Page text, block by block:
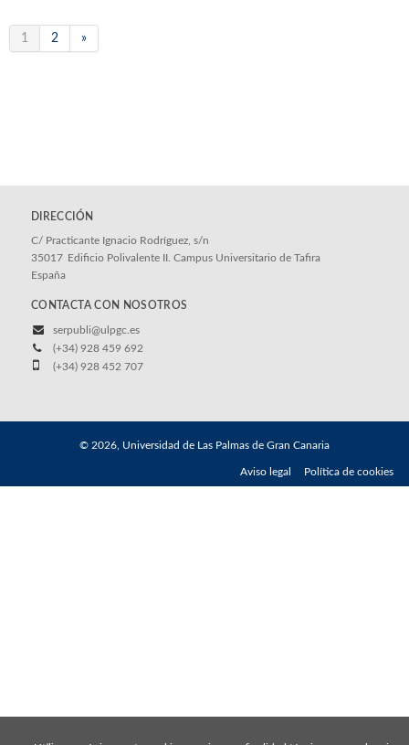
1 2 »
DIRECCIÓN
C/ Practicante Ignacio Rodríguez, s/n
35017 Edificio Polivalente II. Campus Universitario de Tafira
España
CONTACTA CON NOSOTROS
serpubli@ulpgc.es
(+34) 928 459 692
(+34) 928 452 707
© 2026, Universidad de Las Palmas de Gran Canaria
Aviso legal Política de cookies